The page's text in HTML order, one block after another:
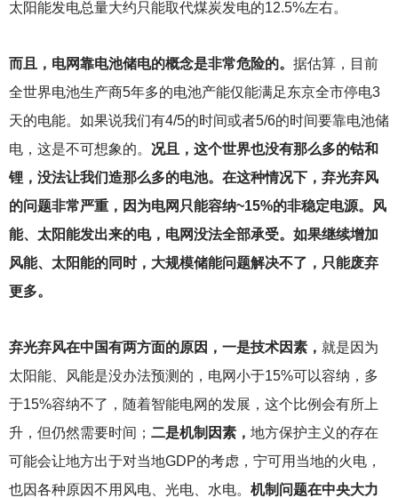
太阳能发电总量大约只能取代煤炭发电的12.5%左右。
而且，电网靠电池储电的概念是非常危险的。 据估算，目前
全世界电池生产商5年多的电池产能仅能满足东京全市停电3
天的电能。如果说我们有4/5的时间或者5/6的时间要靠电池储
电，这是不可想象的。 况且，这个世界也没有那么多的钴和
锂，没法让我们造那么多的电池。在这种情况下，弃光弃风
的问题非常严重，因为电网只能容纳~15%的非稳定电源。风
能、太阳能发出来的电，电网没法全部承受。如果继续增加
风能、太阳能的同时，大规模储能问题解决不了，只能废弃
更多。
弃光弃风在中国有两方面的原因，一是技术因素， 就是因为
太阳能、风能是没办法预测的，电网小于15%可以容纳，多
于15%容纳不了，随着智能电网的发展，这个比例会有所上
升，但仍然需要时间； 二是机制因素， 地方保护主义的存在
可能会让地方出于对当地GDP的考虑，宁可用当地的火电，
也因各种原因不用风电、光电、水电。 机制问题在中央大力